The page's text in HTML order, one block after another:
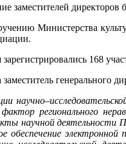
заместителей директоров
Министерства
168
генерального
регионального
научной
обеспечение